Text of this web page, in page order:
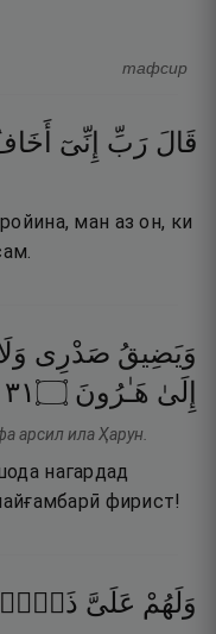
тафсир
قَالَ رَبِّ إِنِّىٓ
ман аз он, ки
وَيَضِيقُ صَدْرِى
إِلَىٰ هَـٰرُونَ ۝١٣
арсил ила Ҳарун.
нагардад
фирист!
وَلَهُمْ عَلَىَّ